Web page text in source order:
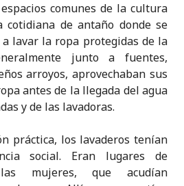
comunes de la cultura
de antaño donde se
lavar la ropa protegidas de la
junto a fuentes,
arroyos, aprovechaban sus
antes de la llegada del agua
y de las lavadoras.
práctica, los lavaderos tenían
social. Eran lugares de
mujeres, que acudían